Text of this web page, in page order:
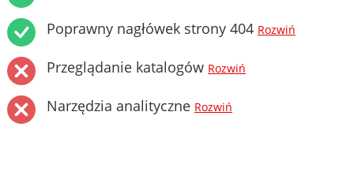
Poprawny nagłówek strony 404 Rozwiń
Przeglądanie katalogów Rozwiń
Narzędzia analityczne Rozwiń